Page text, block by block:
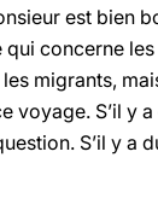
est bien
qui concerne
migrants,
voyage. S’il y
S’il y a